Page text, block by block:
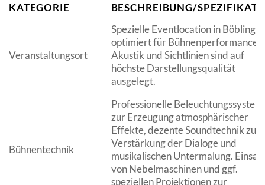
KATEGORIE BESCHREIBUNG/
Veranstaltungsort
Spezielle Eventlocation in
optimiert für Bühnenperformances.
Akustik und Sichtlinien sind auf
höchste Darstellungsqualität
ausgelegt.
Bühnentechnik
Professionelle
zur Erzeugung atmosphärischer
Effekte, dezente Soundtechnik zur
Verstärkung der Dialoge und
musikalischen Untermalung.
von Nebelmaschinen und ggf.
speziellen Projektionen zur